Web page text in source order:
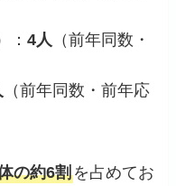
：4人
（前年同数・
（前年同数・前年応
の約6割を占めてお